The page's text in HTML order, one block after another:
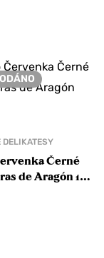
DELIKATESY
Černé
de Aragón 145